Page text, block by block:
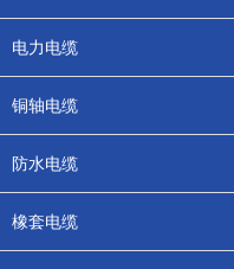
电力电缆
铜轴电缆
防水电缆
橡套电缆